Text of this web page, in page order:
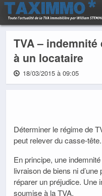
TVA –
à un locataire
18/03/2015 à 09:05
Déterminer le régime de
peut relever du casse-tête.
En principe, une
livraison de biens ni
réparer un préjudice. Une
soumise à la TVA.